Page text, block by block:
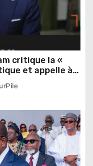
critique la «
et appelle à